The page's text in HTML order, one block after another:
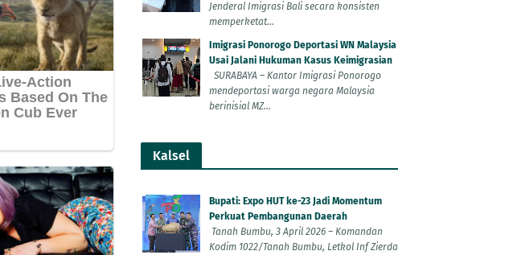
Jenderal Imigrasi Bali secara konsisten
memperketat...
Imigrasi Ponorogo Deportasi WN Malaysia
Usai Jalani Hukuman Kasus Keimigrasian
SURABAYA – Kantor Imigrasi Ponorogo
mendeportasi warga negara Malaysia
berinisial MZ...
Kalsel
Bupati: Expo HUT ke-23 Jadi Momentum
Perkuat Pembangunan Daerah
Tanah Bumbu, 3 April 2026 – Komandan
Kodim 1022/Tanah Bumbu, Letkol Inf Zierda